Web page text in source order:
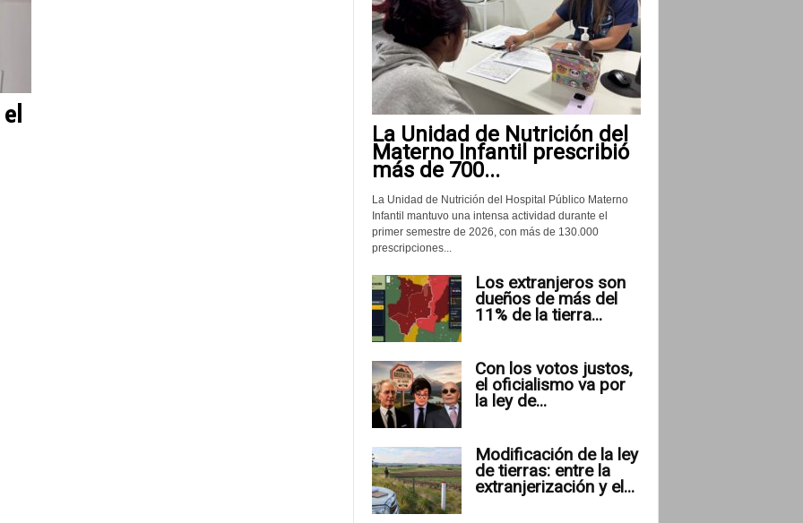
La Unidad de Nutrición del
Materno Infantil prescribió
más de 700...
La Unidad de Nutrición del Hospital Público Materno
Infantil mantuvo una intensa actividad durante el
primer semestre de 2026, con más de 130.000
prescripciones...
Los extranjeros son
dueños de más del
11% de la tierra...
Con los votos justos,
el oficialismo va por
la ley de...
Modificación de la ley
de tierras: entre la
extranjerización y el...